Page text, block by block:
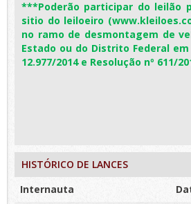
***Poderão participar do leilão
sitio do leiloeiro
no ramo de desmontagem de
Estado ou do Distrito Federal
12.977/2014 e Resolução nº 611/
HISTÓRICO DE LANCES
Internauta